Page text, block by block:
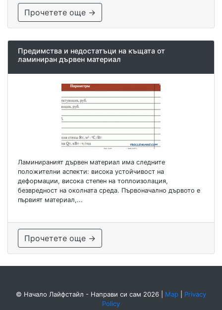
Прочетете още →
Предимства и недостатъци на къщата от
ламиниран дървен материал
Ламинираният дървен материал има следните
положителни аспекти: висока устойчивост на
деформации, висока степен на топлоизолация,
безвредност на околната среда. Първоначално дървото е
първият материал,...
Прочетете още →
© Начало Лайфстайл - Направи си сам 2026 Map
Privacy
Policy